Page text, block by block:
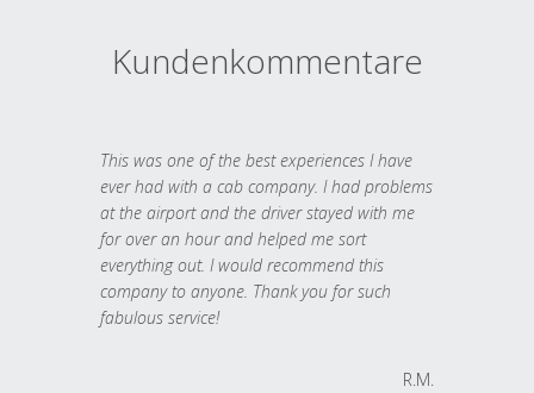
Kundenkommentare
This was one of the best experiences I have
ever had with a cab company. I had problems
at the airport and the driver stayed with me
for over an hour and helped me sort
everything out. I would recommend this
company to anyone. Thank you for such
fabulous service!
R.M.